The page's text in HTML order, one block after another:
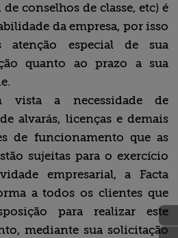
conselhos de classe, etc) é
da empresa, por isso
atenção especial de sua
quanto ao prazo a sua
vista a necessidade de
alvarás, licenças e demais
de funcionamento que as
sujeitas para o exercício
empresarial, a Facta
a todos os clientes que
para realizar este
mediante sua solicitação